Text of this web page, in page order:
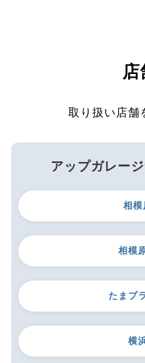
店
取り扱い店舗
アップガレー
相模
相模
たまプ
横